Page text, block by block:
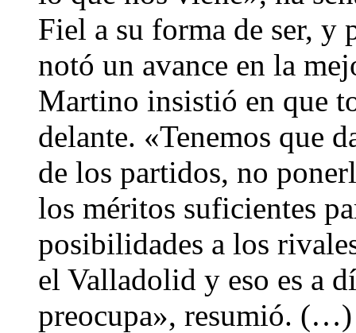
Fiel a su forma de ser, y
notó un avance en la
Martino insistió en que
delante. «Tenemos que
de los partidos, no
los méritos suficientes
posibilidades a los
el Valladolid y eso es a
preocupa», resumió. (…)